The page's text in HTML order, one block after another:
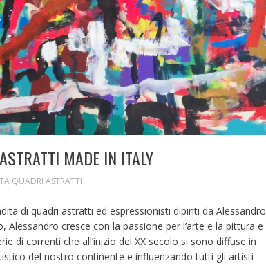
MADE IN ITALY
QUADRI ASTRATTI
di quadri astratti ed espressionisti dipinti da Alessandro
Alessandro cresce con la passione per l’arte e la pittura e
di correnti che all’inizio del XX secolo si sono diffuse in
del nostro continente e influenzando tutti gli artisti